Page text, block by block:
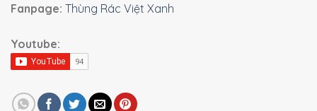
Fanpage: Thùng Rác Việt Xanh
Youtube: